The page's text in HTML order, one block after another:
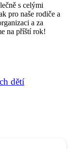
s celými
pro naše rodiče a
a za
na příští rok!
dětí